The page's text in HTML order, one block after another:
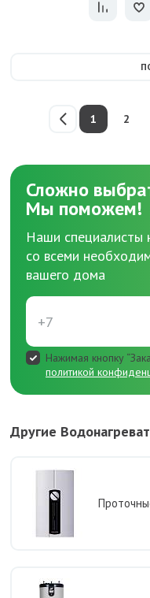
1 2
Сложно
Мы поможем!
Наши специалисты
со всеми
вашего дома
Нажимая кнопку
политикой
Другие